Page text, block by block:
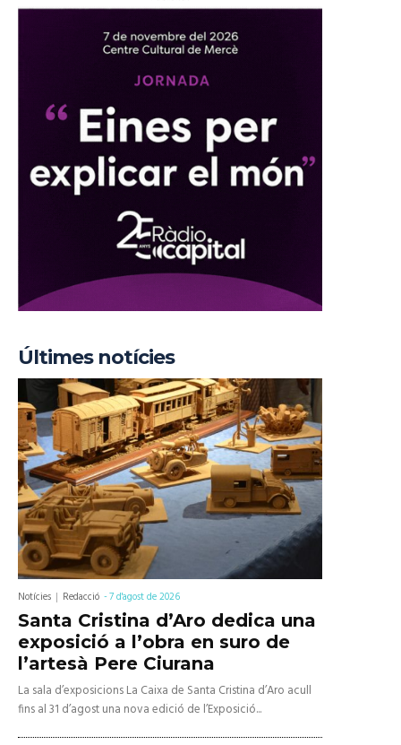
Últimes notícies
Notícies Redacció -7 d'agost de 2026
Santa Cristina d’Aro dedica una
exposició a l’obra en suro de
l’artesà Pere Ciurana
La sala d’exposicions La Caixa de Santa Cristina d’Aro acull
fins al 31 d’agost una nova edició de l’Exposició...